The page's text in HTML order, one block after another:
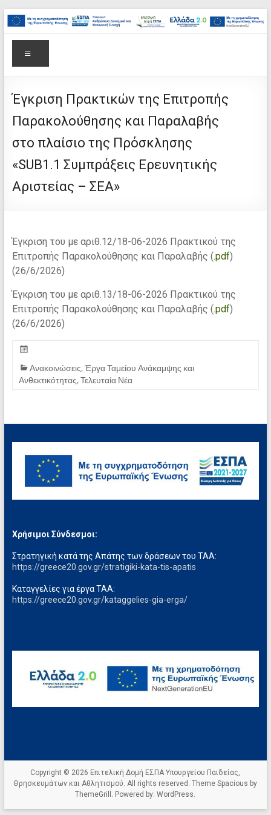
στο
περιεχόμενο
Μετάβαση
στο
περιεχόμενο
Επιτελική
Δομή
Υπουργείου
Παιδείας,
Θρησκευμάτων
και
Αθλητισμού
Έγκριση Πρακτικών της Επιτροπής
Παρακολούθησης και Παραλαβής
στο πλαίσιο της Πρόσκλησης
«SUB1.1 Συμπράξεις Ερευνητικής
Αριστείας – ΣΕΑ»
Έγκριση του με αριθ.12/18-06-2026 Πρακτικού της
Επιτροπής Παρακολούθησης και Παραλαβής (.pdf)
(26/6/2026)
Έγκριση του με αριθ.13/18-06-2026 Πρακτικού της
Επιτροπής Παρακολούθησης και Παραλαβής (.pdf)
(26/6/2026)
Ανακοινώσεις, Έργα Ταμείου Ανάκαμψης και
Ανθεκτικότητας, Τελευταία Νέα
Χρήσιμοι Σύνδεσμοι:
Στρατηγική κατά της Απάτης των δράσεων του ΤΑΑ:
https://greece20.gov.gr/stratigiki-kata-tis-apatis
Καταγγελίες για έργα ΤΑΑ:
https://greece20.gov.gr/kataggelies-gia-erga/
Copyright © 2026 Επιτελική Δομή ΕΣΠΑ Υπουργείου Παιδείας,
Θρησκευμάτων και Αθλητισμού . All rights reserved. ThemeSpacious by
ThemeGrill. Powered by:WordPress